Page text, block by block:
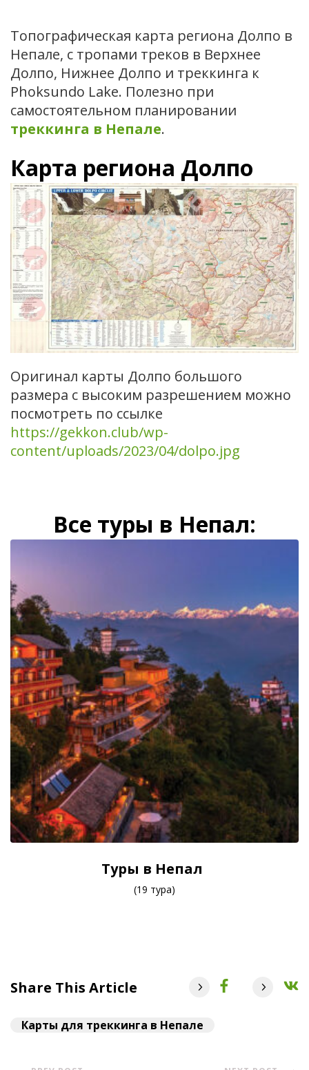
Топографическая карта региона Долпо в
Непале, с тропами треков в Верхнее
Долпо, Нижнее Долпо и треккинга к
Phoksundo Lake. Полезно при
самостоятельном планировании
треккинга в Непале.
Карта региона Долпо
Оригинал карты Долпо большого
размера с высоким разрешением можно
посмотреть по ссылке
https://gekkon.club/wp-
content/uploads/2023/04/dolpo.jpg
Все туры в Непал:
Туры в Непал
(19 тура)
Share This Article
Карты для треккинга в Непале